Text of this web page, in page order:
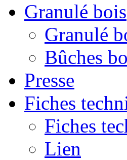
Granulé bois
Granulé
Bûches
Presse
Fiches
Fiches
Lien